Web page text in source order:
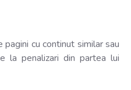
pagini cu continut similar sau
la penalizari din partea lui